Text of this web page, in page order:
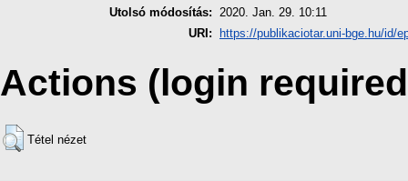
Utolsó módosítás: 2020. Jan. 29. 10:11
URI:
https://publikaciotar.uni-bge.hu/id/
Actions (login
Tétel nézet